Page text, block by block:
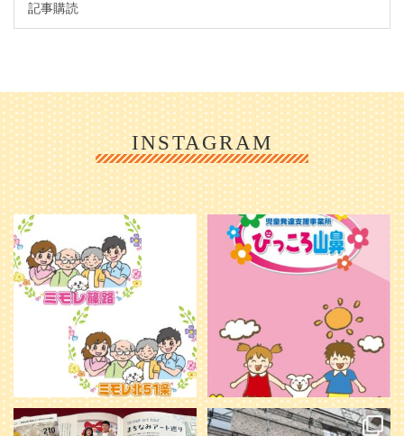
記事購読
INSTAGRAM
利用者様やご家族の皆さまに、親し
みや温かさが伝わるようなデザイン
を目指し、ミモレのイラストを新し
く作...
20 0
＼ 2026年6月1日 OPEN ／
...
25 0
本日発売のオトンvol.210号に掲載さ
『ぴっころ山鼻』オープンに向けて